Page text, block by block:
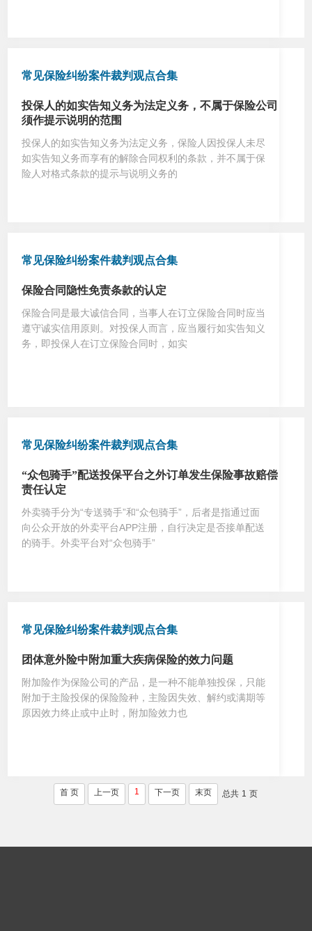
常见保险纠纷案件裁判观点合集
投保人的如实告知义务为法定义务，不属于保险公司
须作提示说明的范围
投保人的如实告知义务为法定义务，保险人因投保人未尽
如实告知义务而享有的解除合同权利的条款，并不属于保
险人对格式条款的提示与说明义务的
常见保险纠纷案件裁判观点合集
保险合同隐性免责条款的认定
保险合同是最大诚信合同，当事人在订立保险合同时应当
遵守诚实信用原则。对投保人而言，应当履行如实告知义
务，即投保人在订立保险合同时，如实
常见保险纠纷案件裁判观点合集
“众包骑手”配送投保平台之外订单发生保险事故赔偿
责任认定
外卖骑手分为“专送骑手”和“众包骑手”，后者是指通过面
向公众开放的外卖平台APP注册，自行决定是否接单配送
的骑手。外卖平台对“众包骑手”
常见保险纠纷案件裁判观点合集
团体意外险中附加重大疾病保险的效力问题
附加险作为保险公司的产品，是一种不能单独投保，只能
附加于主险投保的保险险种，主险因失效、解约或满期等
原因效力终止或中止时，附加险效力也
首 页 上一页 1 下一页 末页 总共 1 页